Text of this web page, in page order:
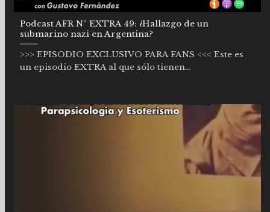
Podcast AFR Nº EXTRA 49: ¿Hallazgo de un
submarino nazi en Argentina?
>>> EPISODIO EXCLUSIVO PARA FANS <<< Este es
un episodio EXTRA al que sólo tienen...